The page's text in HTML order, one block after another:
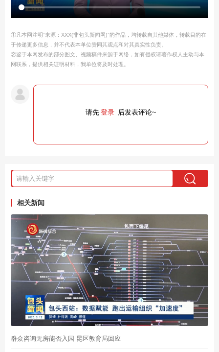
①凡本网注明“来源：XXX(非包头新闻网)”的作品，均转载自其他媒体，转载目的在
于传递更多信息，并不代表本单位赞同其观点和对其真实性负责。
②鉴于本网发布的部分图文、视频稿件来源于网络，如有侵权请著作权人主动与本
网联系，提供相关证明材料，我单位将及时处理。
请先登录 后发表评论~
相关新闻
群众咨询无房能否入园 昆区教育局回应